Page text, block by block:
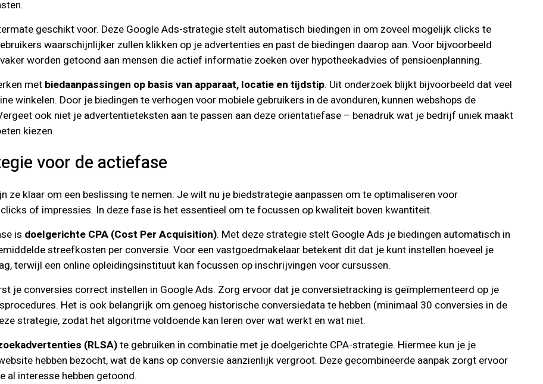
geschikt voor. Deze Google Ads-strategie stelt automatisch biedingen in om zoveel mogelijk clicks te
waarschijnlijker zullen klikken op je advertenties en past de biedingen daarop aan. Voor bijvoorbeeld
worden getoond aan mensen die actief informatie zoeken over hypotheekadvies of pensioenplanning.
met biedaanpassingen op basis van apparaat, locatie en tijdstip. Uit onderzoek blijkt bijvoorbeeld dat veel
winkelen. Door je biedingen te verhogen voor mobiele gebruikers in de avonduren, kunnen webshops de
ook niet je advertentieteksten aan te passen aan deze oriëntatiefase – benadruk wat je bedrijf uniek maakt
kiezen.
voor de actiefase
ze klaar om een beslissing te nemen. Je wilt nu je biedstrategie aanpassen om te optimaliseren voor
of impressies. In deze fase is het essentieel om te focussen op kwaliteit boven kwantiteit.
is doelgerichte CPA (Cost Per Acquisition). Met deze strategie stelt Google Ads je biedingen automatisch in
streefkosten per conversie. Voor een vastgoedmakelaar betekent dit dat je kunt instellen hoeveel je
terwijl een online opleidingsinstituut kan focussen op inschrijvingen voor cursussen.
je conversies correct instellen in Google Ads. Zorg ervoor dat je conversietracking is geïmplementeerd op je
Het is ook belangrijk om genoeg historische conversiedata te hebben (minimaal 30 conversies in de
strategie, zodat het algoritme voldoende kan leren over wat werkt en wat niet.
(RLSA)te gebruiken in combinatie met je doelgerichte CPA-strategie. Hiermee kun je je
hebben bezocht, wat de kans op conversie aanzienlijk vergroot. Deze gecombineerde aanpak zorgt ervoor
al interesse hebben getoond.